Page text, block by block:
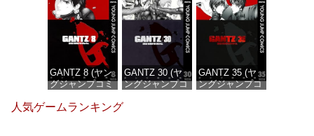
価格：¥100
価格：¥100 価格：¥100
GANTZ 8 (ヤン
グジャンプコミ
GANTZ 30 (ヤ
ングジャンプコ
GANTZ 35 (ヤ
ングジャンプコ
人気ゲームランキング